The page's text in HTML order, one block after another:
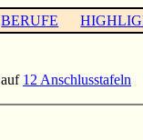
BERUFE
auf 12 Anschlusstafeln